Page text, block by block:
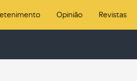
Opinião Revistas